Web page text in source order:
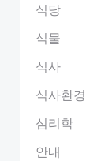
식당
식물
식사
식사환경
심리학
안내